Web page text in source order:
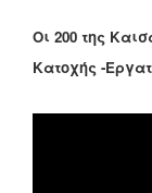
Οι 200 της
Κατοχής -